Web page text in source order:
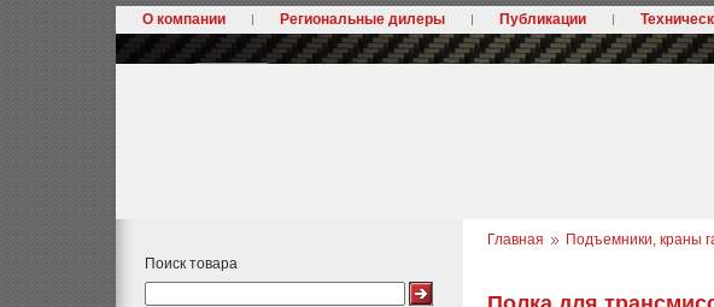
О компании Региональные дилеры Публикации
Поиск товара
Главная Подъемники, краны